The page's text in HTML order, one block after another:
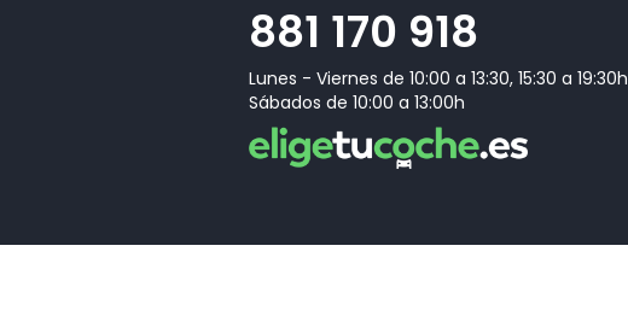
881 170 918
Lunes - Viernes de 10:00 a 13:30, 15:30 a 19:30h
Sábados de 10:00 a 13:00h